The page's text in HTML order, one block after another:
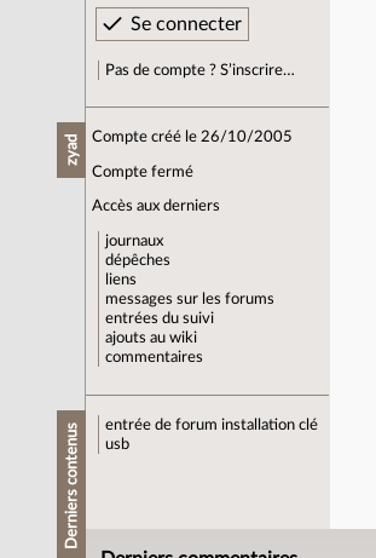
Pas de compte ? S’inscrire…
zyad Compte créé le 26/10/2005
Compte fermé
Accès aux derniers
journaux
dépêches
liens
messages sur les forums
entrées du suivi
ajouts au wiki
commentaires
Derniers contenus entrée de forum installation clé
usb